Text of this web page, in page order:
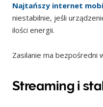
Najtańszy internet
niestabilnie, jeśli
ilości energii.
Zasilanie ma bezpośredni
Streaming i